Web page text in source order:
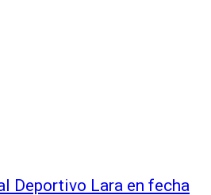
Deportivo Lara en fecha